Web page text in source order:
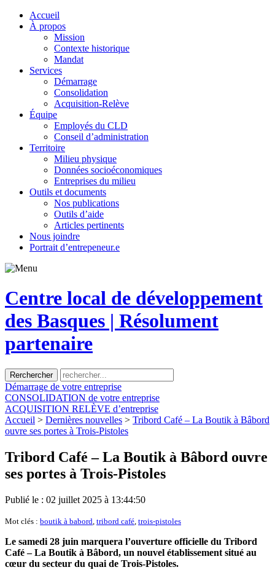
Accueil
À propos
Mission
Contexte historique
Mandat
Services
Démarrage
Consolidation
Acquisition-Relève
Équipe
Employés du CLD
Conseil d’administration
Territoire
Milieu physique
Données socioéconomiques
Entreprises du milieu
Outils et documents
Nos publications
Outils d’aide
Articles pertinents
Nous joindre
Portrait d’entrepeneur.e
Centre local de développement
des Basques | Résolument
partenaire
Démarrage de votre entreprise
CONSOLIDATION de votre entreprise
ACQUISITION RELÈVE d’entreprise
Accueil > Dernières nouvelles > Tribord Café – La Boutik à Bâbord
ouvre ses portes à Trois-Pistoles
Tribord Café – La Boutik à Bâbord ouvre
ses portes à Trois-Pistoles
Publié le : 02 juillet 2025 à 13:44:50
Mot clés : boutik à babord tribord café trois-pistoles
Le samedi 28 juin marquera l’ouverture officielle du Tribord
Café – La Boutik à Bâbord, un nouvel établissement situé au
cœur du secteur du quai de Trois-Pistoles.